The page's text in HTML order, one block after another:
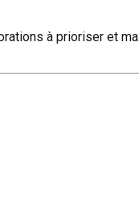
à prioriser et